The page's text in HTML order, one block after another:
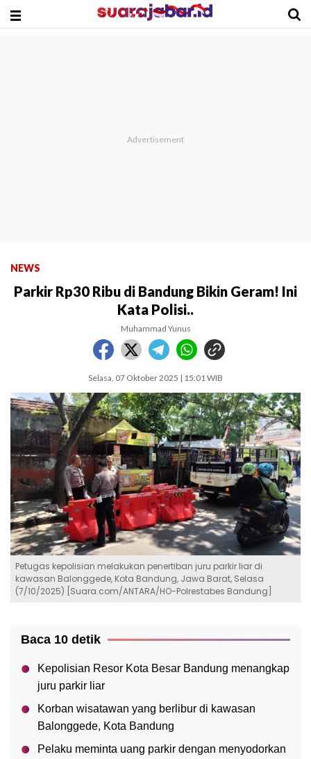
NEWS
Parkir Rp30 Ribu di Bandung Bikin Geram! Ini
Kata Polisi..
Muhammad Yunus
Selasa, 07 Oktober 2025 | 15:01 WIB
Petugas kepolisian melakukan penertiban juru parkir liar di
kawasan Balonggede, Kota Bandung, Jawa Barat, Selasa
(7/10/2025) [Suara.com/ANTARA/HO-Polrestabes Bandung]
Baca 10 detik
Kepolisian Resor Kota Besar Bandung menangkap
juru parkir liar
Korban wisatawan yang berlibur di kawasan
Balonggede, Kota Bandung
Pelaku meminta uang parkir dengan menyodorkan